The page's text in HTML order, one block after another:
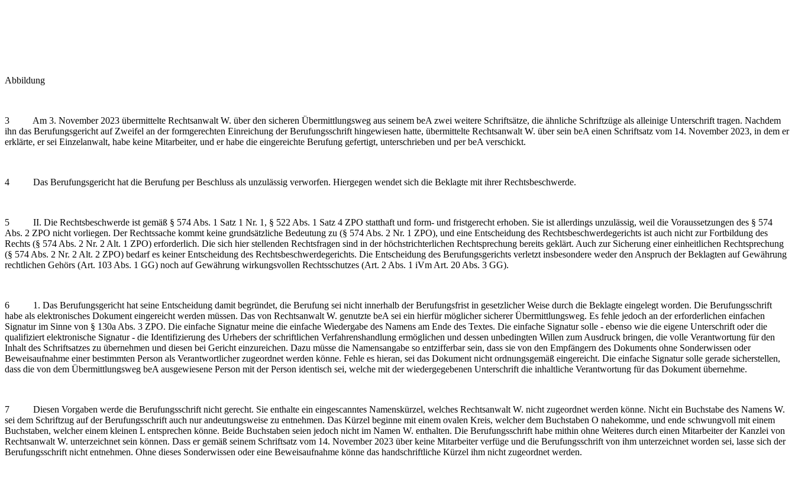
Abbildung
3 Am 3. November 2023 übermittelte Rechtsanwalt W. über den sicheren Übermittlungsweg aus seinem beA zwei weitere Schriftsätze, die ähnliche Schriftzüge als alleinige Unterschrift tragen. Nachdem
ihn das Berufungsgericht auf Zweifel an der formgerechten Einreichung der Berufungsschrift hingewiesen hatte, übermittelte Rechtsanwalt W. über sein beA einen Schriftsatz vom 14. November 2023, in dem er
erklärte, er sei Einzelanwalt, habe keine Mitarbeiter, und er habe die eingereichte Berufung gefertigt, unterschrieben und per beA verschickt.
4 Das Berufungsgericht hat die Berufung per Beschluss als unzulässig verworfen. Hiergegen wendet sich die Beklagte mit ihrer Rechtsbeschwerde.
5 II. Die Rechtsbeschwerde ist gemäß § 574 Abs. 1 Satz 1 Nr. 1, § 522 Abs. 1 Satz 4 ZPO statthaft und form- und fristgerecht erhoben. Sie ist allerdings unzulässig, weil die Voraussetzungen des § 574
Abs. 2 ZPO nicht vorliegen. Der Rechtssache kommt keine grundsätzliche Bedeutung zu (§ 574 Abs. 2 Nr. 1 ZPO), und eine Entscheidung des Rechtsbeschwerdegerichts ist auch nicht zur Fortbildung des
Rechts (§ 574 Abs. 2 Nr. 2 Alt. 1 ZPO) erforderlich. Die sich hier stellenden Rechtsfragen sind in der höchstrichterlichen Rechtsprechung bereits geklärt. Auch zur Sicherung einer einheitlichen Rechtsprechung
(§ 574 Abs. 2 Nr. 2 Alt. 2 ZPO) bedarf es keiner Entscheidung des Rechtsbeschwerdegerichts. Die Entscheidung des Berufungsgerichts verletzt insbesondere weder den Anspruch der Beklagten auf Gewährung
rechtlichen Gehörs (Art. 103 Abs. 1 GG) noch auf Gewährung wirkungsvollen Rechtsschutzes (Art. 2 Abs. 1 iVm Art. 20 Abs. 3 GG).
6 1. Das Berufungsgericht hat seine Entscheidung damit begründet, die Berufung sei nicht innerhalb der Berufungsfrist in gesetzlicher Weise durch die Beklagte eingelegt worden. Die Berufungsschrift
habe als elektronisches Dokument eingereicht werden müssen. Das von Rechtsanwalt W. genutzte beA sei ein hierfür möglicher sicherer Übermittlungsweg. Es fehle jedoch an der erforderlichen einfachen
Signatur im Sinne von § 130a Abs. 3 ZPO. Die einfache Signatur meine die einfache Wiedergabe des Namens am Ende des Textes. Die einfache Signatur solle - ebenso wie die eigene Unterschrift oder die
qualifiziert elektronische Signatur - die Identifizierung des Urhebers der schriftlichen Verfahrenshandlung ermöglichen und dessen unbedingten Willen zum Ausdruck bringen, die volle Verantwortung für den
Inhalt des Schriftsatzes zu übernehmen und diesen bei Gericht einzureichen. Dazu müsse die Namensangabe so entzifferbar sein, dass sie von den Empfängern des Dokuments ohne Sonderwissen oder
Beweisaufnahme einer bestimmten Person als Verantwortlicher zugeordnet werden könne. Fehle es hieran, sei das Dokument nicht ordnungsgemäß eingereicht. Die einfache Signatur solle gerade sicherstellen,
dass die von dem Übermittlungsweg beA ausgewiesene Person mit der Person identisch sei, welche mit der wiedergegebenen Unterschrift die inhaltliche Verantwortung für das Dokument übernehme.
7 Diesen Vorgaben werde die Berufungsschrift nicht gerecht. Sie enthalte ein eingescanntes Namenskürzel, welches Rechtsanwalt W. nicht zugeordnet werden könne. Nicht ein Buchstabe des Namens W.
sei dem Schriftzug auf der Berufungsschrift auch nur andeutungsweise zu entnehmen. Das Kürzel beginne mit einem ovalen Kreis, welcher dem Buchstaben O nahekomme, und ende schwungvoll mit einem
Buchstaben, welcher einem kleinen L entsprechen könne. Beide Buchstaben seien jedoch nicht im Namen W. enthalten. Die Berufungsschrift habe mithin ohne Weiteres durch einen Mitarbeiter der Kanzlei von
Rechtsanwalt W. unterzeichnet sein können. Dass er gemäß seinem Schriftsatz vom 14. November 2023 über keine Mitarbeiter verfüge und die Berufungsschrift von ihm unterzeichnet worden sei, lasse sich der
Berufungsschrift nicht entnehmen. Ohne dieses Sonderwissen oder eine Beweisaufnahme könne das handschriftliche Kürzel ihm nicht zugeordnet werden.